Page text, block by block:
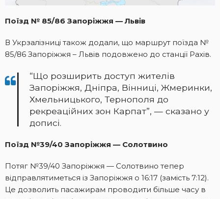
Поїзд № 85/86 Запоріжжя — Львів
В Укрзалізниці також додали, що маршрут поїзда №
85/86 Запоріжжя – Львів подовжено до станції Рахів.
“Що розширить доступ жителів
Запоріжжя, Дніпра, Вінниці, Жмеринки,
Хмельницького, Тернополя до
рекреаційних зон Карпат”, — сказано у
дописі.
Поїзд №39/40 Запоріжжя — Солотвино
Потяг №39/40 Запоріжжя — Солотвино тепер
відправлятиметься із Запоріжжя о 16:17 (замість 7:12).
Це дозволить пасажирам проводити більше часу в